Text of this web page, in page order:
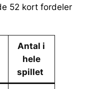
52 kort fordeler
Antal i
hele
spillet